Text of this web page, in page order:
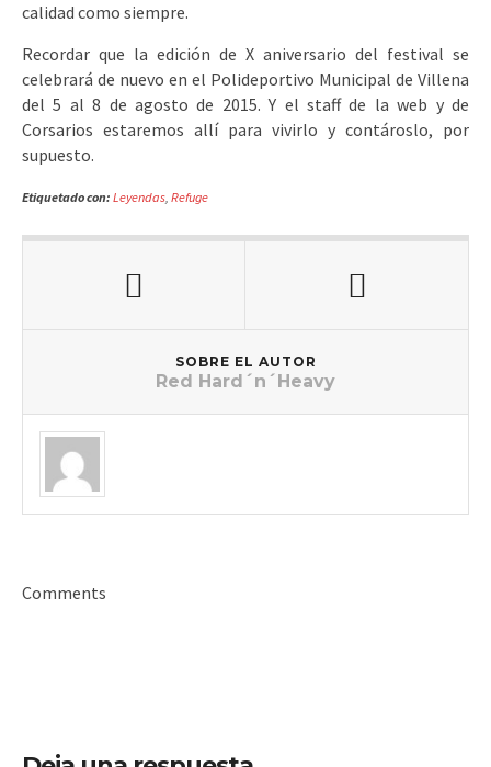
calidad como siempre.
Recordar que la edición de X aniversario del festival se
celebrará de nuevo en el Polideportivo Municipal de Villena
del 5 al 8 de agosto de 2015. Y el staff de la web y de
Corsarios estaremos allí para vivirlo y contároslo, por
supuesto.
Etiquetado con: Leyendas, Refuge
SOBRE EL AUTOR
Red Hard´n´Heavy
Comments